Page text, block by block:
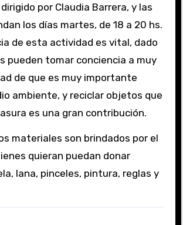
por Claudia Barrera, y las
los días martes, de 18 a 20 hs.
de esta actividad es vital, dado
pueden tomar conciencia a muy
de que es muy importante
ambiente, y reciclar objetos que
es una gran contribución.
materiales son brindados por el
quieran puedan donar
lana, pinceles, pintura, reglas y